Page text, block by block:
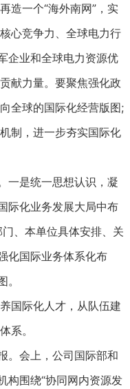
造一个“海外南网”，实
心竞争力、全球电力行
企业和全球电力资源优
献力量。要聚焦强化政
全球的国际化经营版图;
制，进一步夯实国际化
是统一思想认识，凝
际化业务发展大局中布
、本单位具体安排、关
化国际业务体系化布
国际化人才，从队伍建
系。
会上，公司国际部和
构围绕“协同网内资源发